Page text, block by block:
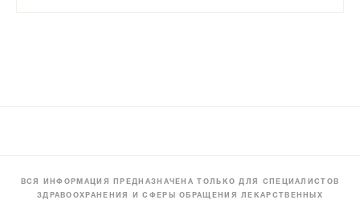
ВСЯ ИНФОРМАЦИЯ ПРЕДНАЗНАЧЕНА ТОЛЬКО ДЛЯ СПЕЦИАЛИСТОВ
ЗДРАВООХРАНЕНИЯ И СФЕРЫ ОБРАЩЕНИЯ ЛЕКАРСТВЕННЫХ